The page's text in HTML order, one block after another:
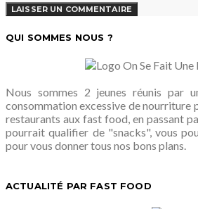
QUI SOMMES NOUS ?
Nous sommes 2 jeunes réunis par
consommation excessive de nourriture
restaurants aux fast food, en passant
pourrait qualifier de "snacks", vous
pour vous donner tous nos bons plans.
ACTUALITÉ PAR FAST FOOD